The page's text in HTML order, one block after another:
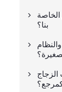

بنا؟

